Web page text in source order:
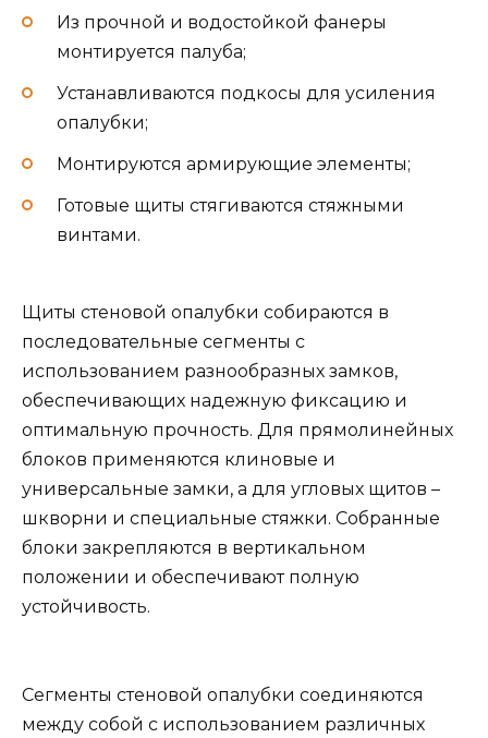
Из прочной и водостойкой фанеры
монтируется палуба;
Устанавливаются подкосы для усиления
опалубки;
Монтируются армирующие элементы;
Готовые щиты стягиваются стяжными
винтами.
Щиты стеновой опалубки собираются в
последовательные сегменты с
использованием разнообразных замков,
обеспечивающих надежную фиксацию и
оптимальную прочность. Для прямолинейных
блоков применяются клиновые и
универсальные замки, а для угловых щитов –
шкворни и специальные стяжки. Собранные
блоки закрепляются в вертикальном
положении и обеспечивают полную
устойчивость.
Сегменты стеновой опалубки соединяются
между собой с использованием различных